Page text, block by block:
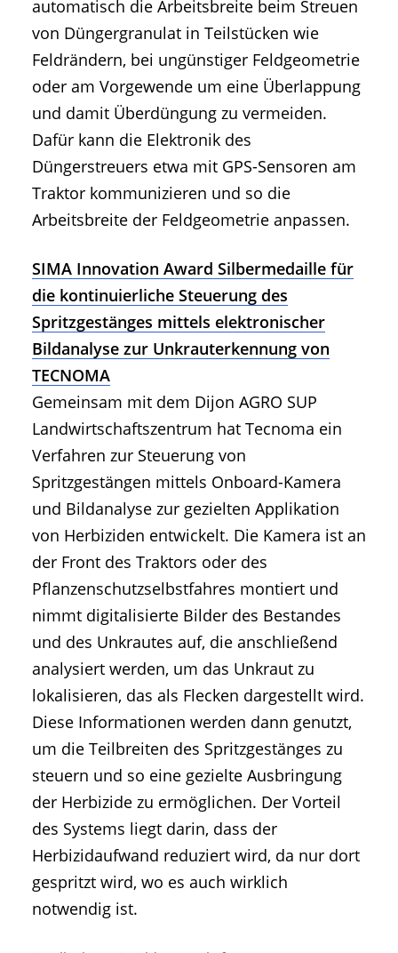
automatisch die Arbeitsbreite beim Streuen
von Düngergranulat in Teilstücken wie
Feldrändern, bei ungünstiger Feldgeometrie
oder am Vorgewende um eine Überlappung
und damit Überdüngung zu vermeiden.
Dafür kann die Elektronik des
Düngerstreuers etwa mit GPS-Sensoren am
Traktor kommunizieren und so die
Arbeitsbreite der Feldgeometrie anpassen.
SIMA Innovation Award Silbermedaille für
die kontinuierliche Steuerung des
Spritzgestänges mittels elektronischer
Bildanalyse zur Unkrauterkennung von
TECNOMA
Gemeinsam mit dem Dijon AGRO SUP
Landwirtschaftszentrum hat Tecnoma ein
Verfahren zur Steuerung von
Spritzgestängen mittels Onboard-Kamera
und Bildanalyse zur gezielten Applikation
von Herbiziden entwickelt. Die Kamera ist an
der Front des Traktors oder des
Pflanzenschutzselbstfahres montiert und
nimmt digitalisierte Bilder des Bestandes
und des Unkrautes auf, die anschließend
analysiert werden, um das Unkraut zu
lokalisieren, das als Flecken dargestellt wird.
Diese Informationen werden dann genutzt,
um die Teilbreiten des Spritzgestänges zu
steuern und so eine gezielte Ausbringung
der Herbizide zu ermöglichen. Der Vorteil
des Systems liegt darin, dass der
Herbizidaufwand reduziert wird, da nur dort
gespritzt wird, wo es auch wirklich
notwendig ist.